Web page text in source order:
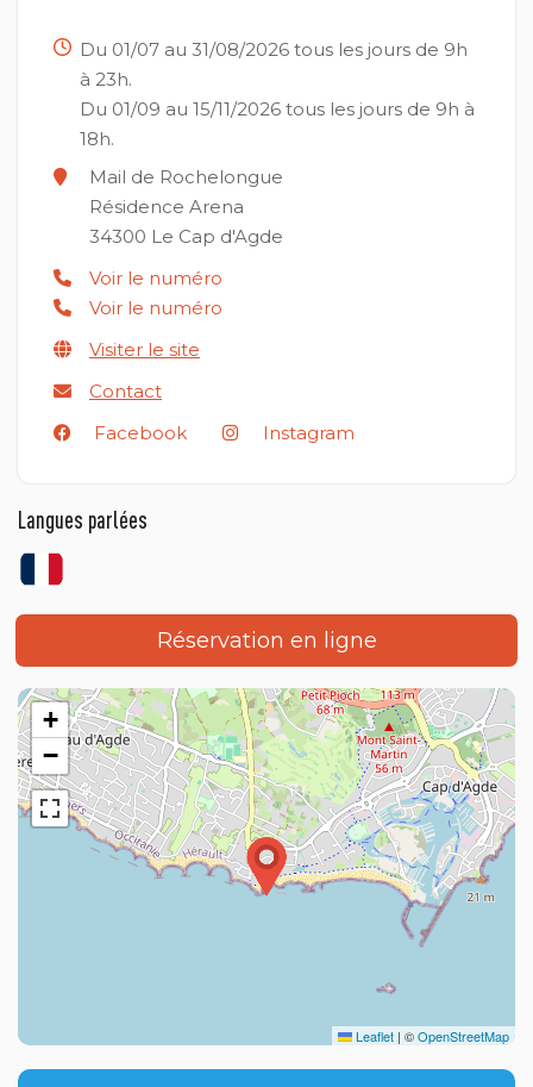
Du 01/07 au 31/08/2026 tous les jours de 9h
à 23h.
Du 01/09 au 15/11/2026 tous les jours de 9h à
18h.
Mail de Rochelongue
Résidence Arena
34300 Le Cap d'Agde
Voir le numéro
Voir le numéro
Visiter le site
Contact
Facebook
Instagram
Langues parlées
Réservation en ligne
+
−
Leaflet | ©OpenStreetMap